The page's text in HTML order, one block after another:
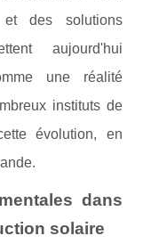
et des solutions
aujourd'hui
une réalité
instituts de
évolution, en
dans
solaire